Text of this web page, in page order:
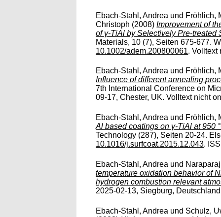
Ebach-Stahl, Andrea und Fröhlich,
Christoph (2008)Improvement of
of γ-TiAl by Selectively Pre-treated
Materials, 10 (7), Seiten 675-677.
10.1002/adem.200800061. Volltext
Ebach-Stahl, Andrea und Fröhlich,
Influence of different annealing
7th International Conference on
09-17, Chester, UK. Volltext nicht
Ebach-Stahl, Andrea und Fröhlich,
Al based coatings on γ-TiAl at 950
Technology (287), Seiten 20-24.
10.1016/j.surfcoat.2015.12.043.
Ebach-Stahl, Andrea und
temperature oxidation behavior of
hydrogen combustion relevant
2025-02-13, Siegburg,
Ebach-Stahl, Andrea und Schulz,